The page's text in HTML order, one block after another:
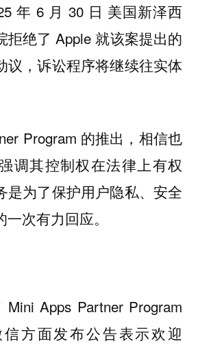
年 6 月 30 日 美国新泽西
拒绝了 Apple 就该案提出的
议，诉讼程序将继续往实体
Program 的推出，相信也
调其控制权在法律上有权
是为了保护用户隐私、安全
次有力回应。
Apps Partner Program
方面发布公告表示欢迎